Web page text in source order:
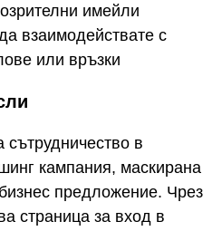
имейли
взаимодействате с
или връзки
в
кампания, маскирана
предложение. Чрез
страница за вход в